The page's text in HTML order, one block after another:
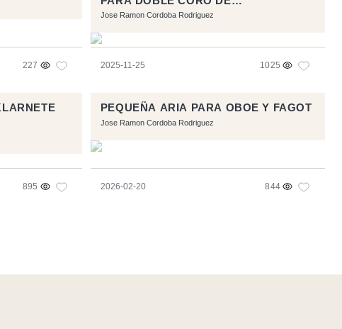
227
BOMBARDINOS Y TUBAS.
Jose Ramon Cordoba Rodriguez
2025-11-25 1025
895
PEQUEÑA ARIA PARA OBOE Y FAGOT
Jose Ramon Cordoba Rodriguez
2026-02-20 844